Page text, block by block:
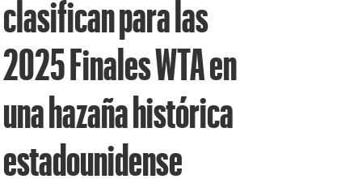
clasifican para las
2025 Finales WTA en
una hazaña histórica
estadounidense